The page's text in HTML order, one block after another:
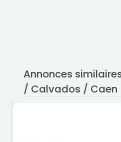
Annonces
/ Calvados / Caen